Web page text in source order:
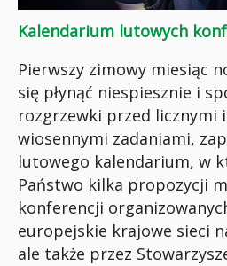
Kalendarium lutowych
Pierwszy zimowy miesiąc
się płynąć niespiesznie i
rozgrzewki przed licznymi
wiosennymi zadaniami,
lutowego kalendarium, w
Państwo kilka propozycji
konferencji
europejskie krajowe sieci
ale także przez